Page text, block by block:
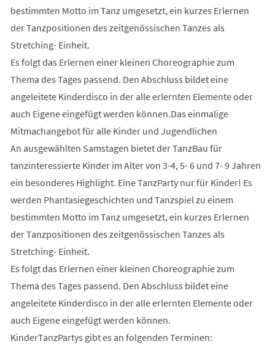
bestimmten Motto im Tanz umgesetzt, ein kurzes Erlernen
der Tanzpositionen des zeitgenössischen Tanzes als
Stretching- Einheit.
Es folgt das Erlernen einer kleinen Choreographie zum
Thema des Tages passend. Den Abschluss bildet eine
angeleitete Kinderdisco in der alle erlernten Elemente oder
auch Eigene eingefügt werden können.Das einmalige
Mitmachangebot für alle Kinder und Jugendlichen
An ausgewählten Samstagen bietet der TanzBau für
tanzinteressierte Kinder im Alter von 3-4, 5- 6 und 7- 9 Jahren
ein besonderes Highlight. Eine TanzParty nur für Kinder! Es
werden Phantasiegeschichten und Tanzspiel zu einem
bestimmten Motto im Tanz umgesetzt, ein kurzes Erlernen
der Tanzpositionen des zeitgenössischen Tanzes als
Stretching- Einheit.
Es folgt das Erlernen einer kleinen Choreographie zum
Thema des Tages passend. Den Abschluss bildet eine
angeleitete Kinderdisco in der alle erlernten Elemente oder
auch Eigene eingefügt werden können.
KinderTanzPartys gibt es an folgenden Terminen: